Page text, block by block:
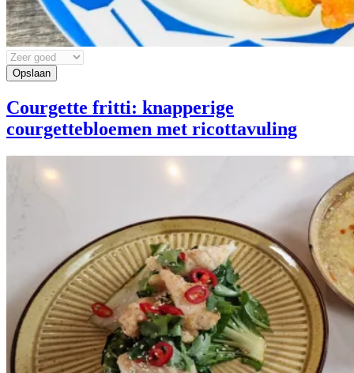
Courgette fritti: knapperige
courgettebloemen met ricottavuling